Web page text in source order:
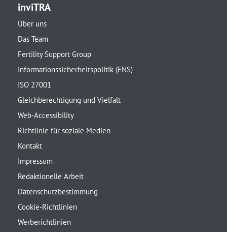
inviTRA
Über uns
Das Team
Fertility Support Group
Informationssicherheitspolitik (ENS)
ISO 27001
Gleichberechtigung und Vielfalt
Web-Accessibility
Richtlinie für soziale Medien
Kontakt
Impressum
Redaktionelle Arbeit
Datenschutzbestimmung
Cookie-Richtlinien
Werberichtlinien